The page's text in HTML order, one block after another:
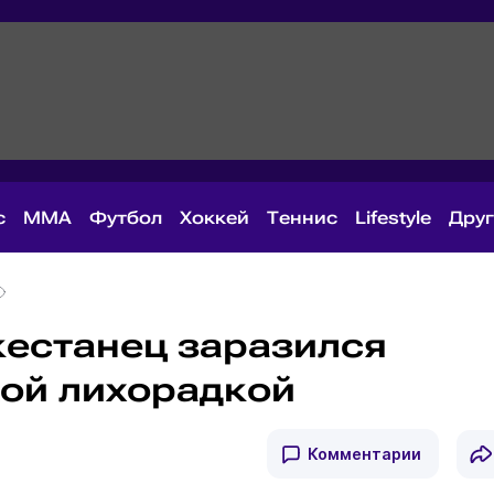
MMA Футбол Хоккей Теннис Lifestyle
заразился
лихорадкой
Комментарии